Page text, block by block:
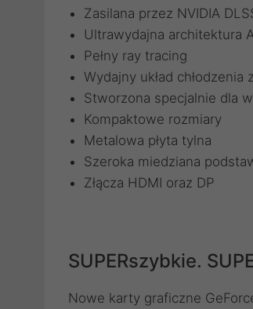
Zasilana przez NVIDIA
Ultrawydajna architektura
Pełny ray tracing
Wydajny układ
Stworzona specjalnie dla
Kompaktowe rozmiary
Metalowa płyta tylna
Szeroka miedziana
Złącza HDMI oraz DP
SUPERszybkie.
Nowe karty graficzne